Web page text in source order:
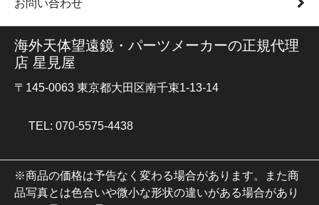
お問い合わせ
海外天体望遠鏡・パーツメーカーの正規代理
店 星見屋
〒145-0063 東京都大田区南千束1-13-14
TEL: 070-5575-4438
※商品の価格は予告なく変わる場合があります。また商
品写真とは色合いや微小な形状の違いがある場合があり